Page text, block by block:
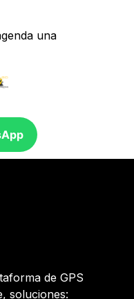
una
de GPS
soluciones: